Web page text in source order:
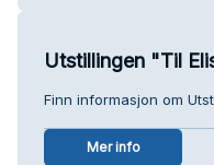
Utstillingen "Til
Finn informasjon om
Mer info